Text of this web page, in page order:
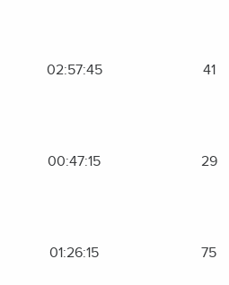
02:57:45 41
00:47:15 29
01:26:15 75